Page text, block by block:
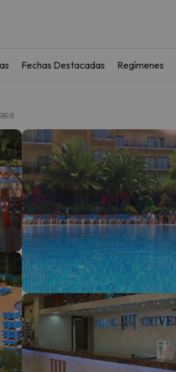
Fechas Destacadas Regímenes